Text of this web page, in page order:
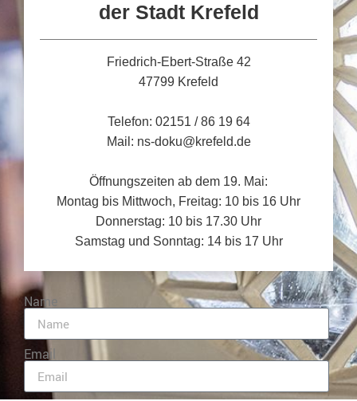
der Stadt Krefeld
Friedrich-Ebert-Straße 42
47799 Krefeld
Telefon: 02151 / 86 19 64
Mail: ns-doku@krefeld.de
Öffnungszeiten ab dem 19. Mai:
Montag bis Mittwoch, Freitag: 10 bis 16 Uhr
Donnerstag: 10 bis 17.30 Uhr
Samstag und Sonntag: 14 bis 17 Uhr
Name
Email